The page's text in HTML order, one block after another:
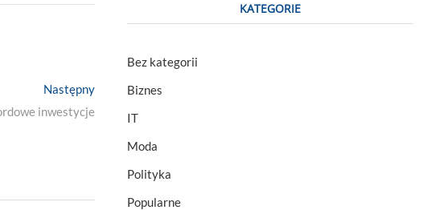
NastępnyNext
inwestycje
KATEGORIE
Bez kategorii
Biznes
IT
Moda
Polityka
Popularne